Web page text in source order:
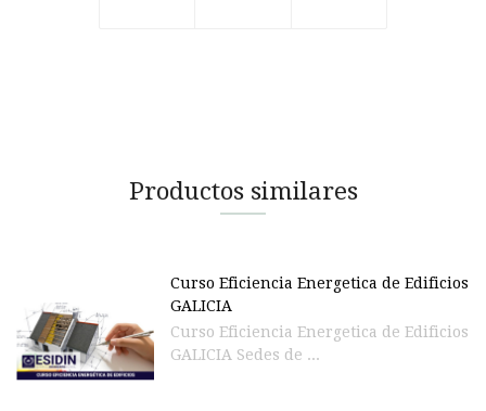
Productos similares
Curso Eficiencia Energetica de Edificios
GALICIA
Curso Eficiencia Energetica de Edificios
GALICIA Sedes de ...